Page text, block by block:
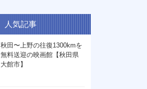
人気記事
秋田〜上野の往復1300kmを
無料送迎の映画館【秋田県
大館市】